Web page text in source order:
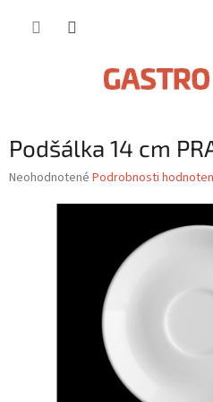
Podšálka 14 cm
Priemerné
Neohodnotené Podrobnosti